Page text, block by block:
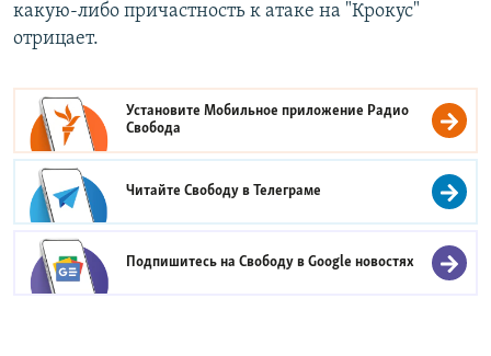
какую-либо причастность к атаке на "Крокус"
отрицает.
Установите Мобильное приложение Радио
Свобода
Читайте Свободу вТелеграме
Подпишитесь на Свободу вGoogle новостях